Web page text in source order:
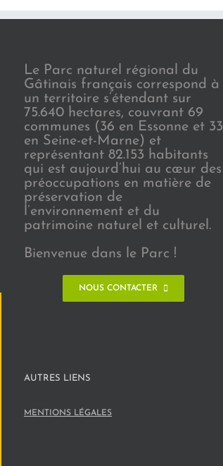
Le Parc naturel régional du
Gâtinais français correspond à
un territoire s’étendant sur
75.640 hectares, couvrant 69
communes (36 en Essonne et 33
en Seine-et-Marne) et
représentant 82.153 habitants
qui est aujourd’hui au cœur des
préoccupations en matière de
préservation de
l’environnement et du
patrimoine naturel et culturel.
Bienvenue dans le Parc !
NOUS CONTACTER
AUTRES LIENS
MENTIONS LÉGALES